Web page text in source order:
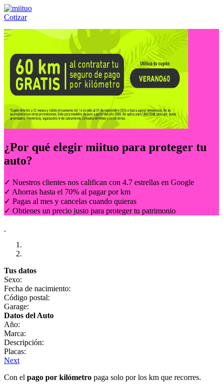
Cotizar
Llámanos al:(55) 84-21-05-00 ó
¿Por qué elegir miituo para proteger tu
auto?
✓ Nuestros clientes nos califican con 4.7 estrellas en Google
✓ Ahorras hasta el 70% al pagar por km
✓ Pagas al mes y cancelas cuando quieras
✓ Obtienes un precio justo para proteger tu patrimonio
Tus datos
Sexo:
Fecha de nacimiento:
Código postal:
Garage:
Datos del Auto
Año:
Marca:
Descripción:
Placas:
Next
Con el pago por kilómetro paga solo por los km que recorres.